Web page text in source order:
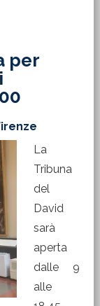
per
La
Tribuna
del
David
sarà
aperta
dalle 9
alle